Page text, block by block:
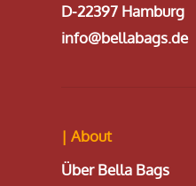
D-22397 Hamburg
info@bellabags.de
| About
Über Bella Bags